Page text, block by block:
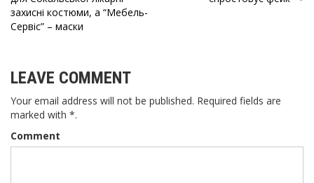
записів
захисні костюми, а “Мебель-
Сервіс” – маски
LEAVE COMMENT
Your email address will not be published. Required fields are
marked with *.
Comment